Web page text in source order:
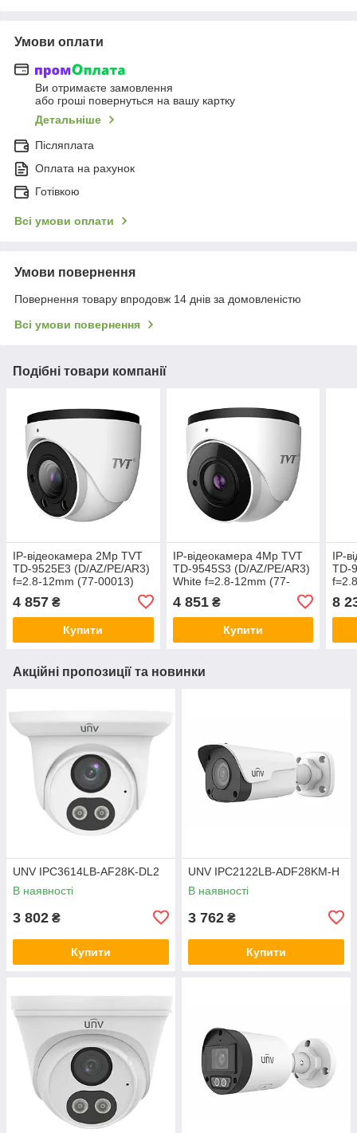
Умови оплати
Ви отримаєте замовлення
або гроші повернуться на вашу картку
Детальніше
Післяплата
Оплата на рахунок
Готівкою
Всі умови оплати
Умови повернення
Повернення товару впродовж 14 днів за домовленістю
Всі умови повернення
Подібні товари компанії
IP-відеокамера 2Mp TVT
TD-9525E3 (D/AZ/PE/AR3)
f=2.8-12mm (77-00013)
4 857 ₴
Купити
IP-відеокамера 4Mp TVT
TD-9545S3 (D/AZ/PE/AR3)
White f=2.8-12mm (77-
4 851₴
Купити
IP-
TD-
8
Акційні пропозиції та новинки
UNV IPC3614LB-AF28K-DL2
В наявності
3 802 ₴
Купити
UNV IPC2122LB-ADF28KM-H
В наявності
3 762 ₴
Купити